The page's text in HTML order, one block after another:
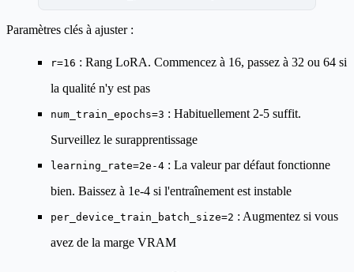
Paramètres clés à ajuster :
r=16 : Rang LoRA. Commencez à 16, passez à 32 ou 64 si
la qualité n'y est pas
num_train_epochs=3 : Habituellement 2-5 suffit.
Surveillez le surapprentissage
learning_rate=2e-4 : La valeur par défaut fonctionne
bien. Baissez à 1e-4 si l'entraînement est instable
per_device_train_batch_size=2 : Augmentez si vous
avez de la marge VRAM